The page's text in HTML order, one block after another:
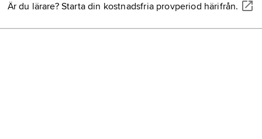
Är du lärare? Starta din kostnadsfria provperiod härifrån.